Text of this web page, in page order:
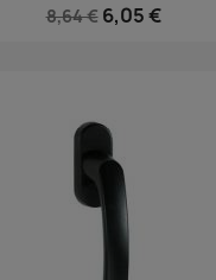
8,64 € 6,05 €